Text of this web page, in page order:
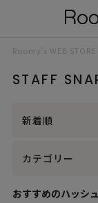
Roomy’s WEB
STAFF
新着順
カテゴリー
おすすめのハッシ